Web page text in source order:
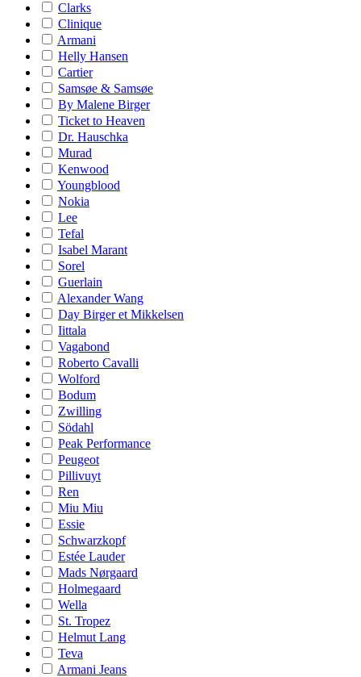
Clarks
Clinique
Armani
Helly Hansen
Cartier
Samsøe & Samsøe
By Malene Birger
Ticket to Heaven
Dr. Hauschka
Murad
Kenwood
Youngblood
Nokia
Lee
Tefal
Isabel Marant
Sorel
Guerlain
Alexander Wang
Day Birger et Mikkelsen
Iittala
Vagabond
Roberto Cavalli
Wolford
Bodum
Zwilling
Södahl
Peak Performance
Peugeot
Pillivuyt
Ren
Miu Miu
Essie
Schwarzkopf
Estée Lauder
Mads Nørgaard
Holmegaard
Wella
St. Tropez
Helmut Lang
Teva
Armani Jeans